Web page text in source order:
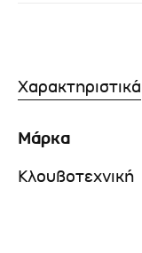
Χαρακτηριστικά
Μάρκα
Κλουβοτεχνική